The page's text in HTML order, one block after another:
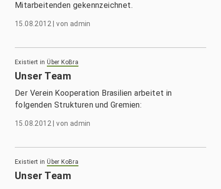
Mitarbeitenden gekennzeichnet.
15.08.2012 |von admin
Existiert in Über KoBra
Unser Team
Der Verein Kooperation Brasilien arbeitet in
folgenden Strukturen und Gremien:
15.08.2012 |von admin
Existiert in Über KoBra
Unser Team